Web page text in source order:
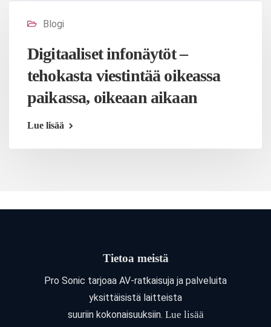
Blogi
Digitaaliset infonäytöt –
tehokasta viestintää oikeassa
paikassa, oikeaan aikaan
Lue lisää
Tietoa meistä
Pro Sonic tarjoaa AV-ratkaisuja ja palveluita
yksittäisistä laitteista
suuriin kokonaisuuksiin. Lue lisää